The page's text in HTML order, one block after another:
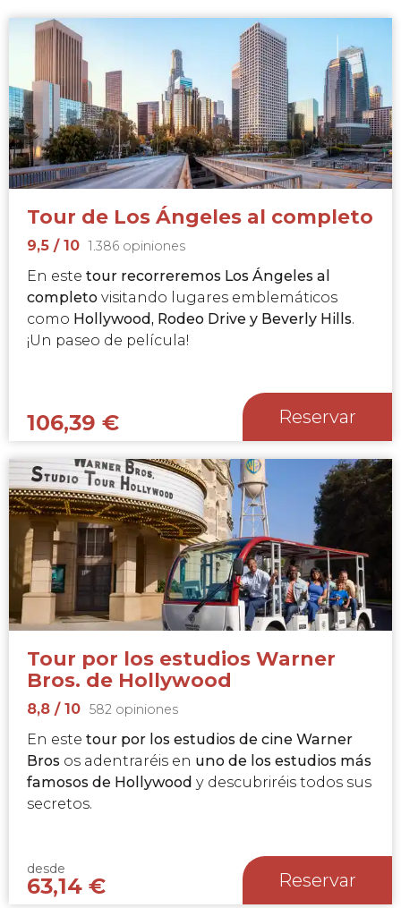
Tour de Los Ángeles al completo
9,5 / 10 1.386 opiniones
En este tour recorreremos Los Ángeles al
completo visitando lugares emblemáticos
como Hollywood, Rodeo Drive y Beverly Hills.
¡Un paseo de película!
106,39 € Reservar
Tour por los estudios Warner
Bros. de Hollywood
8,8 / 10 582 opiniones
En este tour por los estudios de cine Warner
Bros os adentraréis en uno de los estudios más
famosos de Hollywood y descubriréis todos sus
secretos.
desde
63,14 € Reservar